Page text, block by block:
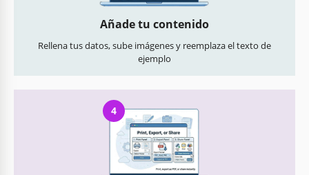
Añade tu contenido
Rellena tus datos, sube imágenes y reemplaza el texto de
ejemplo
4